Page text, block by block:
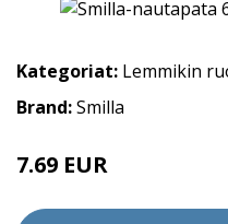
Kategoriat: Lemmikin
Brand:Smilla
7.69 EUR